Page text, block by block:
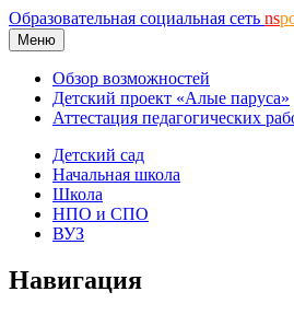
Образовательная социальная сеть ns
Меню
Обзор возможностей
Детский проект «Алые паруса»
Аттестация педагогических
Детский сад
Начальная школа
Школа
НПО и СПО
ВУЗ
Навигация